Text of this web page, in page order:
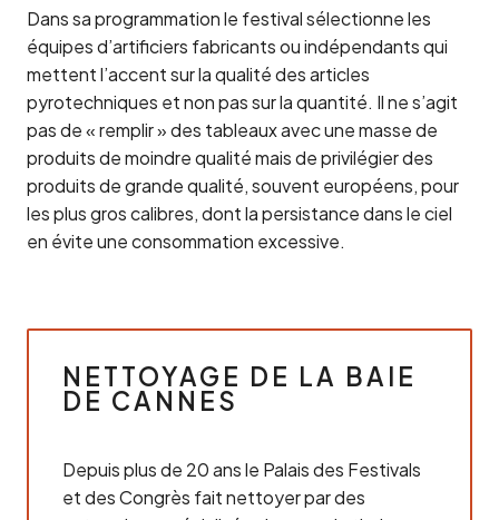
Dans sa programmation le festival sélectionne les
équipes d’artificiers fabricants ou indépendants qui
mettent l’accent sur la qualité des articles
pyrotechniques et non pas sur la quantité. Il ne s’agit
pas de « remplir » des tableaux avec une masse de
produits de moindre qualité mais de privilégier des
produits de grande qualité, souvent européens, pour
les plus gros calibres, dont la persistance dans le ciel
en évite une consommation excessive.
NETTOYAGE DE LA BAIE
DE CANNES
Depuis plus de 20 ans le Palais des Festivals
et des Congrès fait nettoyer par des